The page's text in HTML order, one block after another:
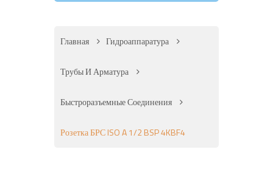
Главная Гидроаппаратура
Трубы И Арматура
Быстроразъемные Соединения
Розетка БРС ISO A 1/2 BSP 4KBF4